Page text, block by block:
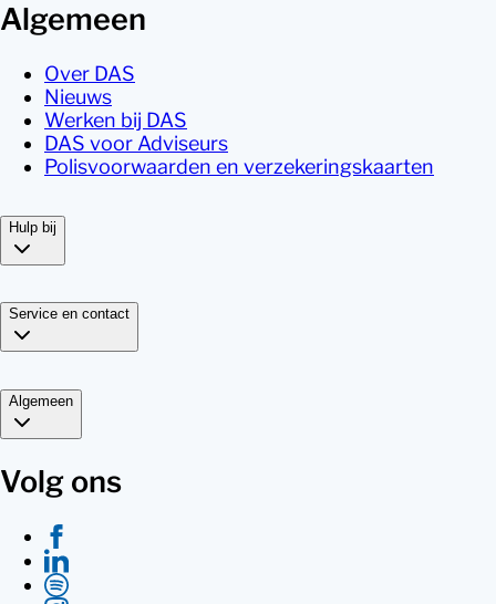
Algemeen
Over DAS
Nieuws
Werken bij DAS
DAS voor Adviseurs
Polisvoorwaarden en verzekeringskaarten
Hulp bij
Service en contact
Algemeen
Volg ons